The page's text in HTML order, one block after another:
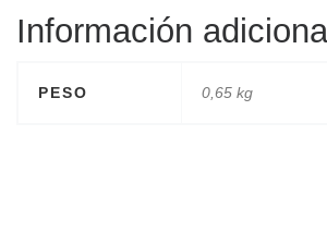
Información
PESO 0,65 kg